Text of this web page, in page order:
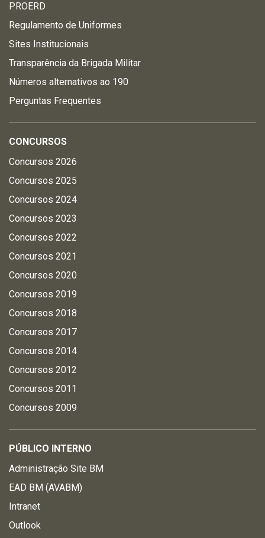
PROERD
Regulamento de Uniformes
Sites Institucionais
Transparência da Brigada Militar
Números alternativos ao 190
Perguntas Frequentes
CONCURSOS
Concursos 2026
Concursos 2025
Concursos 2024
Concursos 2023
Concursos 2022
Concursos 2021
Concursos 2020
Concursos 2019
Concursos 2018
Concursos 2017
Concursos 2014
Concursos 2012
Concursos 2011
Concursos 2009
PÚBLICO INTERNO
Administração Site BM
EAD BM (AVABM)
Intranet
Outlook